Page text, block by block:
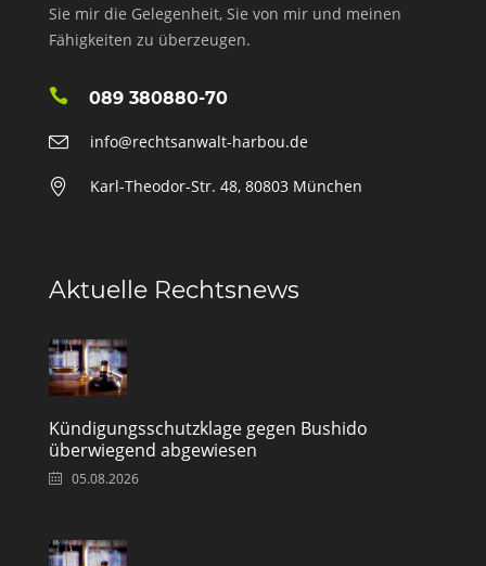
Sie mir die Gelegenheit, Sie von mir und meinen
Fähigkeiten zu überzeugen.
089 380880-70
info@rechtsanwalt-harbou.de
Karl-Theodor-Str. 48, 80803 München
Aktuelle Rechtsnews
Kündigungsschutzklage gegen Bushido
überwiegend abgewiesen
05.08.2026